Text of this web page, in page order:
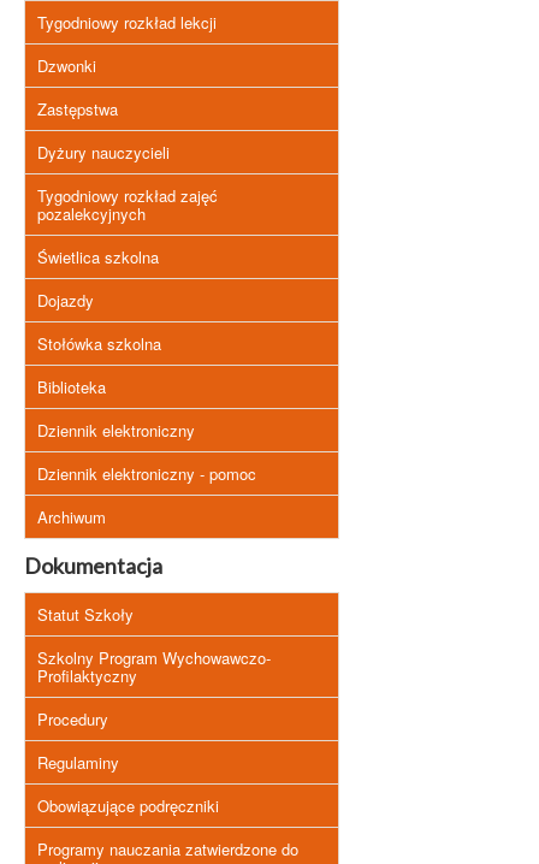
Tygodniowy rozkład lekcji
Dzwonki
Zastępstwa
Dyżury nauczycieli
Tygodniowy rozkład zajęć
pozalekcyjnych
Świetlica szkolna
Dojazdy
Stołówka szkolna
Biblioteka
Dziennik elektroniczny
Dziennik elektroniczny - pomoc
Archiwum
Dokumentacja
Statut Szkoły
Szkolny Program Wychowawczo-
Profilaktyczny
Procedury
Regulaminy
Obowiązujące podręczniki
Programy nauczania zatwierdzone do